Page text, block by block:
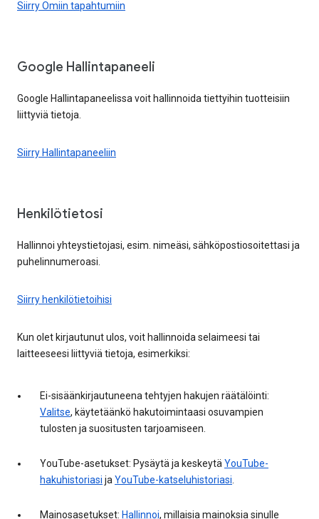
Siirry Omiin tapahtumiin
Google Hallintapaneeli
Google Hallintapaneelissa voit hallinnoida tiettyihin tuotteisiin
liittyviä tietoja.
Siirry Hallintapaneeliin
Henkilötietosi
Hallinnoi yhteystietojasi, esim. nimeäsi, sähköpostiosoitettasi ja
puhelinnumeroasi.
Siirry henkilötietoihisi
Kun olet kirjautunut ulos, voit hallinnoida selaimeesi tai
laitteeseesi liittyviä tietoja, esimerkiksi:
Ei-sisäänkirjautuneena tehtyjen hakujen räätälöinti:
Valitse, käytetäänkö hakutoimintaasi osuvampien
tulosten ja suositusten tarjoamiseen.
YouTube-asetukset: Pysäytä ja keskeytä YouTube-
hakuhistoriasi ja YouTube-katseluhistoriasi
Mainosasetukset: Hallinnoi, millaisia mainoksia sinulle